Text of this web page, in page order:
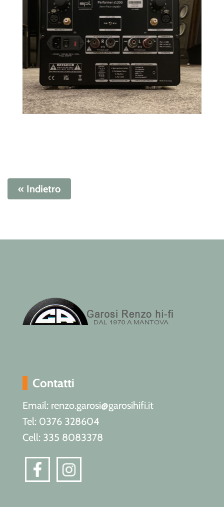
« Indietro
Contatti
Email: renzo.garosi@garosihifi.it
Tel: 0376 328604
Cell: 335 8083378